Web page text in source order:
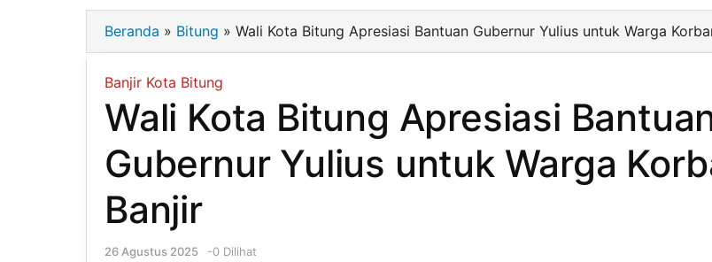
Beranda » Bitung » Wali Kota Bitung Apresiasi Bantuan Gubernur Yulius untuk Warga
Banjir Kota Bitung
Wali Kota Bitung Apresiasi
Gubernur Yulius untuk Warga
Banjir
26 Agustus 2025
oleh
-0 Dilihat